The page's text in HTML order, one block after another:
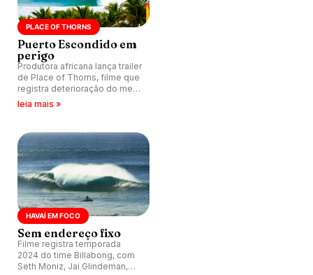
PLACE OF THORNS
Puerto Escondido em
perigo
Produtora africana lança trailer
de Place of Thorns, filme que
registra deterioração do meio
ambiente em Puerto
leia mais »
HAVAÍ EM FOCO
Sem endereço fixo
Filme registra temporada
2024 do time Billabong, com
Seth Moniz, Jai Glindeman,